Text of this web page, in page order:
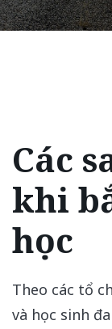
Các
khi
học
Theo các tổ
và học sinh